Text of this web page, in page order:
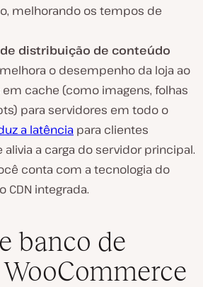
melhorando os tempos de
distribuição de conteúdo
melhora o desempenho da loja ao
cache (como imagens, folhas
para servidores em todo o
a latência para clientes
alivia a carga do servidor principal.
conta com a tecnologia do
CDN integrada.
banco de